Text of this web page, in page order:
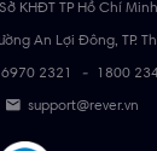
KHĐT TP Hồ Chí
An Lợi Đông, TP.
2321 - 1800
support@rever.vn